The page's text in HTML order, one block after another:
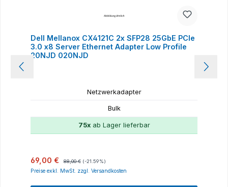
Dell Mellanox CX4121C 2x SFP28 25GbE PCIe
3.0 x8 Server Ethernet Adapter Low Profile
20NJD 020NJD
Netzwerkadapter
Bulk
75xab Lager lieferbar
Verkaufspreis:
69,00 € Regulärer Preis:
88,00 € (-21.59%)
Preise exkl. MwSt. zzgl. Versandkosten